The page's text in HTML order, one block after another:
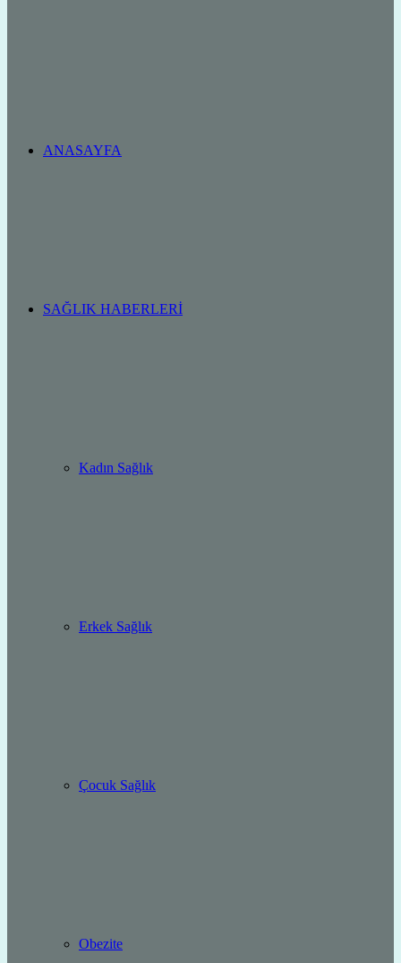
ANASAYFA
SAĞLIK HABERLERI
Kadın Sağlık
Erkek Sağlık
Çocuk Sağlık
Obezite